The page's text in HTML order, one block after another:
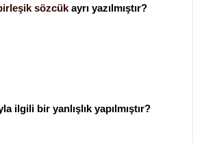
sözcük ayrı yazılmıştır?
ilgili bir yanlışlık yapılmıştır?